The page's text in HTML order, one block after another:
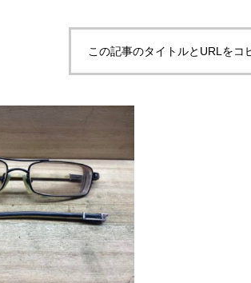
CHANELセルテンプル折れ修理
依頼品
この記事のタイトルとURLをコ